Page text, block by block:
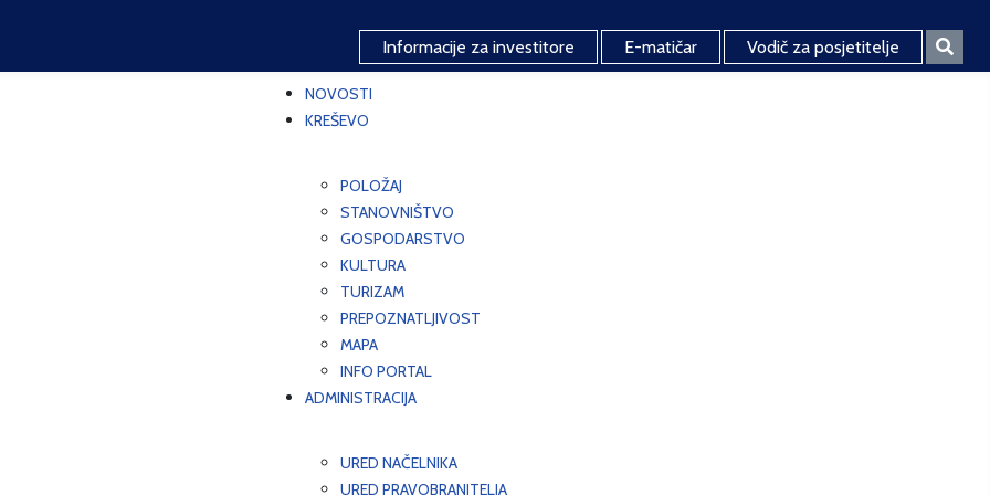
Informacije za investitore E-matičar Vodič za posjetitelje
NOVOSTI
KREŠEVO
POLOŽAJ
STANOVNIŠTVO
GOSPODARSTVO
KULTURA
TURIZAM
PREPOZNATLJIVOST
MAPA
INFO PORTAL
ADMINISTRACIJA
URED NAČELNIKA
URED PRAVOBRANITELJA